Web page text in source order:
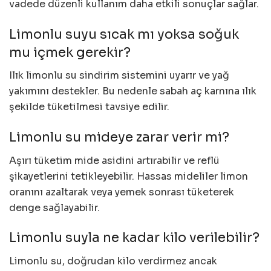
vadede düzenli kullanım daha etkili sonuçlar sağlar.
Limonlu suyu sıcak mı yoksa soğuk
mu içmek gerekir?
Ilık limonlu su sindirim sistemini uyarır ve yağ
yakımını destekler. Bu nedenle sabah aç karnına ılık
şekilde tüketilmesi tavsiye edilir.
Limonlu su mideye zarar verir mi?
Aşırı tüketim mide asidini artırabilir ve reflü
şikayetlerini tetikleyebilir. Hassas mideliler limon
oranını azaltarak veya yemek sonrası tüketerek
denge sağlayabilir.
Limonlu suyla ne kadar kilo verilebilir?
Limonlu su, doğrudan kilo verdirmez ancak